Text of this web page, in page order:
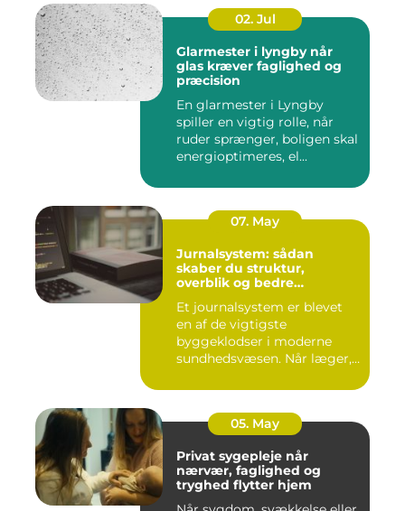
02. Jul
Glarmester i lyngby når
glas kræver faglighed og
præcision
En glarmester i Lyngby
spiller en vigtig rolle, når
ruder sprænger, boligen skal
energioptimeres, el...
07. May
Jurnalsystem: sådan
skaber du struktur,
overblik og bedre
Et journalsystem er blevet
en af de vigtigste
byggeklodser i moderne
sundhedsvæsen. Når læger,
05. May
Privat sygepleje når
nærvær, faglighed og
tryghed flytter hjem